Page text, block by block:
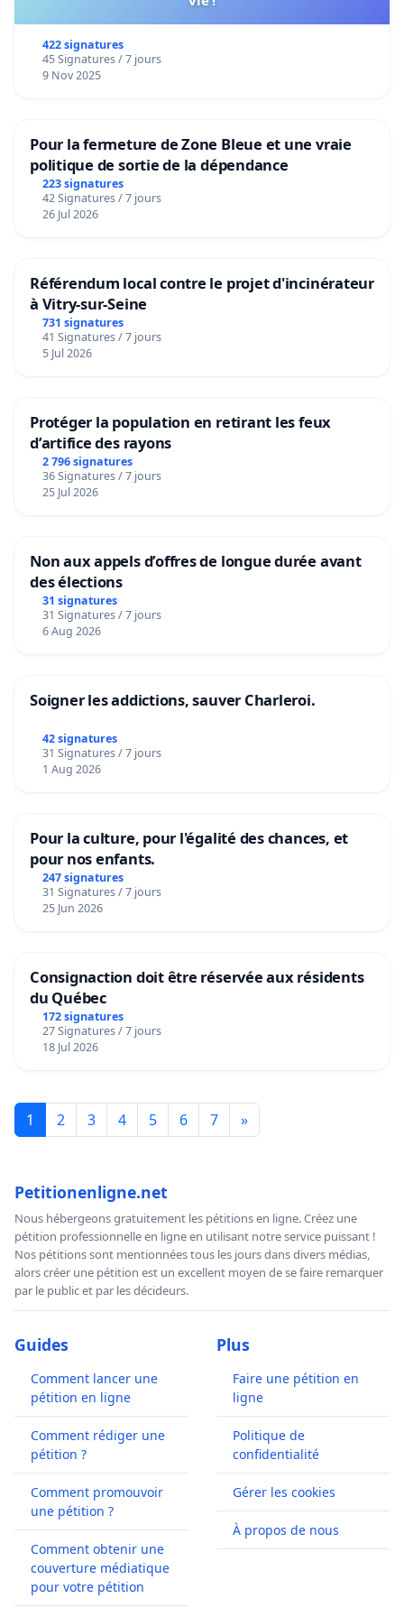
since the pool's closure in summer 2021: the
children's cheers, songs and "splashes" are no
longer there, and that's a great sadness.
young people of Saint-Lambert.
We are signing this petition to ask the City of Saint-
Lambert to maintain and repair the Preville pool,
422 signatures
45 Signatures / 7 jours
9 Nov 2025
Pour la fermeture de Zone Bleue et une vraie
politique de sortie de la dépendance
223 signatures
42 Signatures / 7 jours
26 Jul 2026
Référendum local contre le projet d'incinérateur
à Vitry-sur-Seine
731 signatures
41 Signatures / 7 jours
5 Jul 2026
Protéger la population en retirant les feux
d’artifice des rayons
2 796 signatures
36 Signatures / 7 jours
25 Jul 2026
Non aux appels d’offres de longue durée avant
des élections
31 signatures
31 Signatures / 7 jours
6 Aug 2026
Soigner les addictions, sauver Charleroi.
42 signatures
31 Signatures / 7 jours
1 Aug 2026
Pour la culture, pour l'égalité des chances, et
pour nos enfants.
247 signatures
31 Signatures / 7 jours
25 Jun 2026
Consignaction doit être réservée aux résidents
du Québec
172 signatures
27 Signatures / 7 jours
18 Jul 2026
1 2 3 4 5 6 7 »
Petitionenligne.net
Nous hébergeons gratuitement les pétitions en ligne. Créez une
pétition professionnelle en ligne en utilisant notre service puissant !
Nos pétitions sont mentionnées tous les jours dans divers médias,
alors créer une pétition est un excellent moyen de se faire remarquer
par le public et par les décideurs.
Guides
Comment lancer une
pétition en ligne
Comment rédiger une
pétition ?
Comment promouvoir
une pétition ?
Comment obtenir une
couverture médiatique
pour votre pétition
Plus
Faire une pétition en
ligne
Politique de
confidentialité
Gérer les cookies
À propos de nous